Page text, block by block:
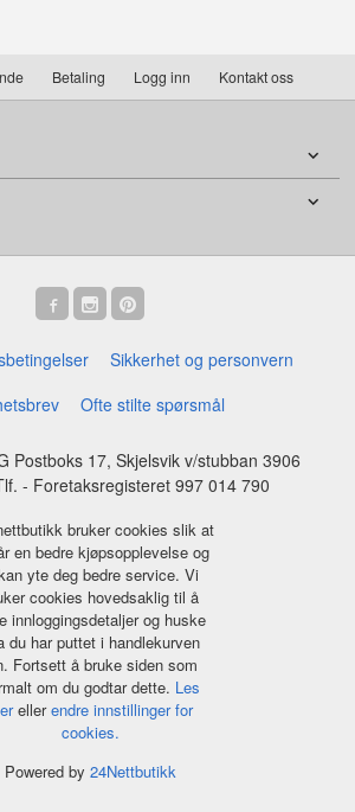
Betaling Logg inn Kontakt oss
Sikkerhet og personvern
Ofte stilte spørsmål
Postboks 17, Skjelsvik v/stubban 3906
- Foretaksregisteret 997 014 790
bruker cookies slik at
en bedre kjøpsopplevelse og
yte deg bedre service. Vi
cookies hovedsaklig til å
innloggingsdetaljer og huske
du har puttet i handlekurven
Fortsett å bruke siden som
om du godtar dette. Les
ellerendre innstillinger for
cookies.
Powered by 24Nettbutikk